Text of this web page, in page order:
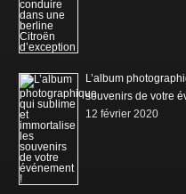
L’album
souvenirs de votre
12 février 2020